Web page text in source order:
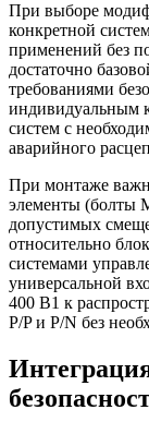
При выборе
конкретной
применений без
достаточно
требованиями
индивидуальным
систем с
аварийного
При монтаже
элементы (болты
допустимых
относительно
системами
универсальной
400 B1 к
P/P и P/N без